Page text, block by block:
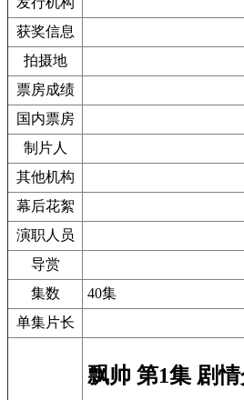
获奖信息
拍摄地
票房成绩
国内票房
制片人
其他机构
幕后花絮
演职人员
导赏
集数
40集
单集片长
飘帅 第1集 剧